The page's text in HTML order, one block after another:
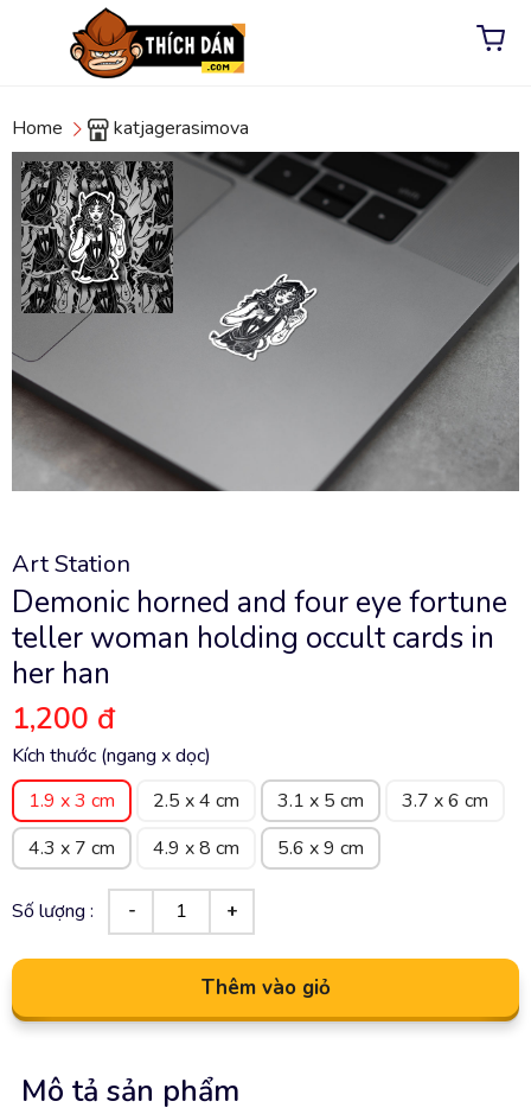
Home katjagerasimova
Art Station
Demonic horned and four eye fortune
teller woman holding occult cards in
her han
1,200 đ
Kích thước (ngang x dọc)
1.9 x 3 cm
2.5 x 4 cm 3.1 x 5 cm
3.7 x 6 cm
4.3 x 7 cm
4.9 x 8 cm 5.6 x 9 cm
Số lượng :
Thêm vào giỏ
Mô tả sản phẩm